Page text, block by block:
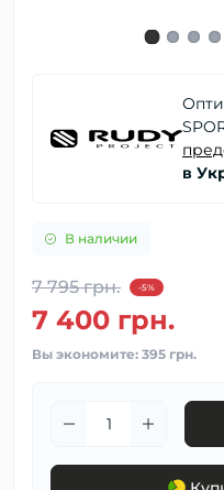
в
В наличии
7 795 грн. -5%
7 400 грн.
Вы экономите: 395 грн.